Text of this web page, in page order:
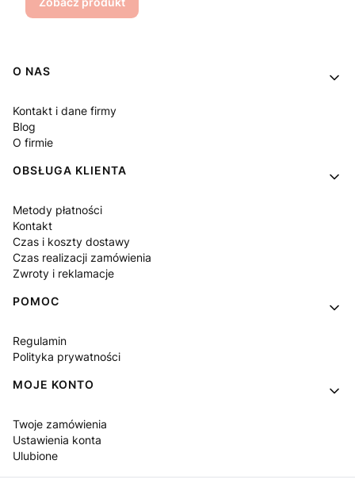
Linki w stopce
O NAS
Kontakt i dane firmy
Blog
O firmie
OBSŁUGA KLIENTA
Metody płatności
Kontakt
Czas i koszty dostawy
Czas realizacji zamówienia
Zwroty i reklamacje
POMOC
Regulamin
Polityka prywatności
MOJE KONTO
Twoje zamówienia
Ustawienia konta
Ulubione